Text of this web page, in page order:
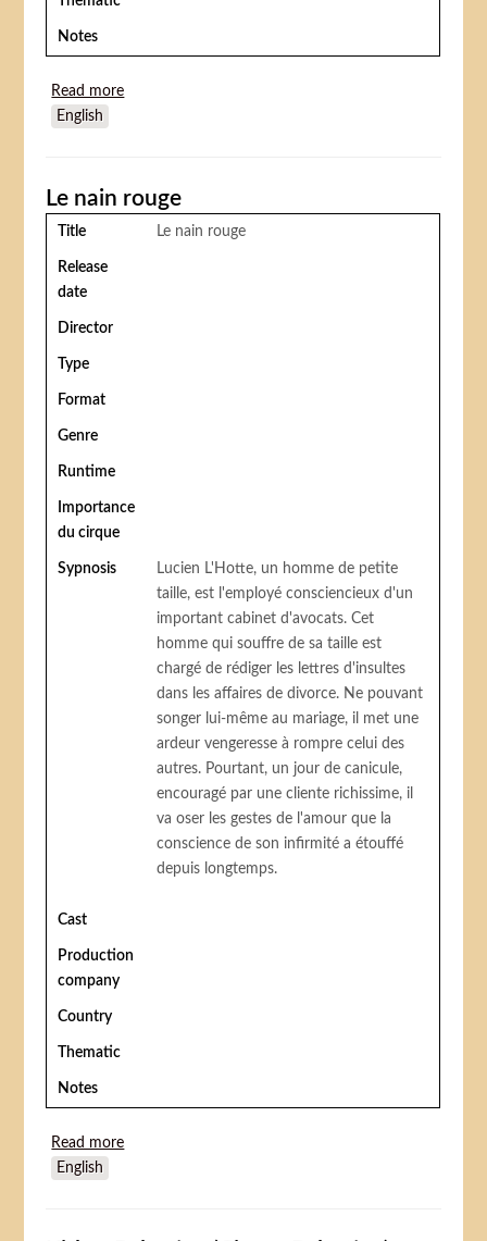
Notes
Read more
English
Le nain rouge
Title Le nain rouge
Release
date
Director
Type
Format
Genre
Runtime
Importance
du cirque
Sypnosis
Lucien L'Hotte, un homme de petite
taille, est l'employé consciencieux d'un
important cabinet d'avocats. Cet
homme qui souffre de sa taille est
chargé de rédiger les lettres d'insultes
dans les affaires de divorce. Ne pouvant
songer lui-même au mariage, il met une
ardeur vengeresse à rompre celui des
autres. Pourtant, un jour de canicule,
encouragé par une cliente richissime, il
va oser les gestes de l'amour que la
conscience de son infirmité a étouffé
depuis longtemps.
Cast
Production
company
Country
Thematic
Notes
Read more
English